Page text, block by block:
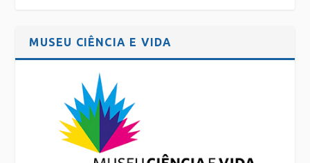
MUSEU CIÊNCIA E VIDA